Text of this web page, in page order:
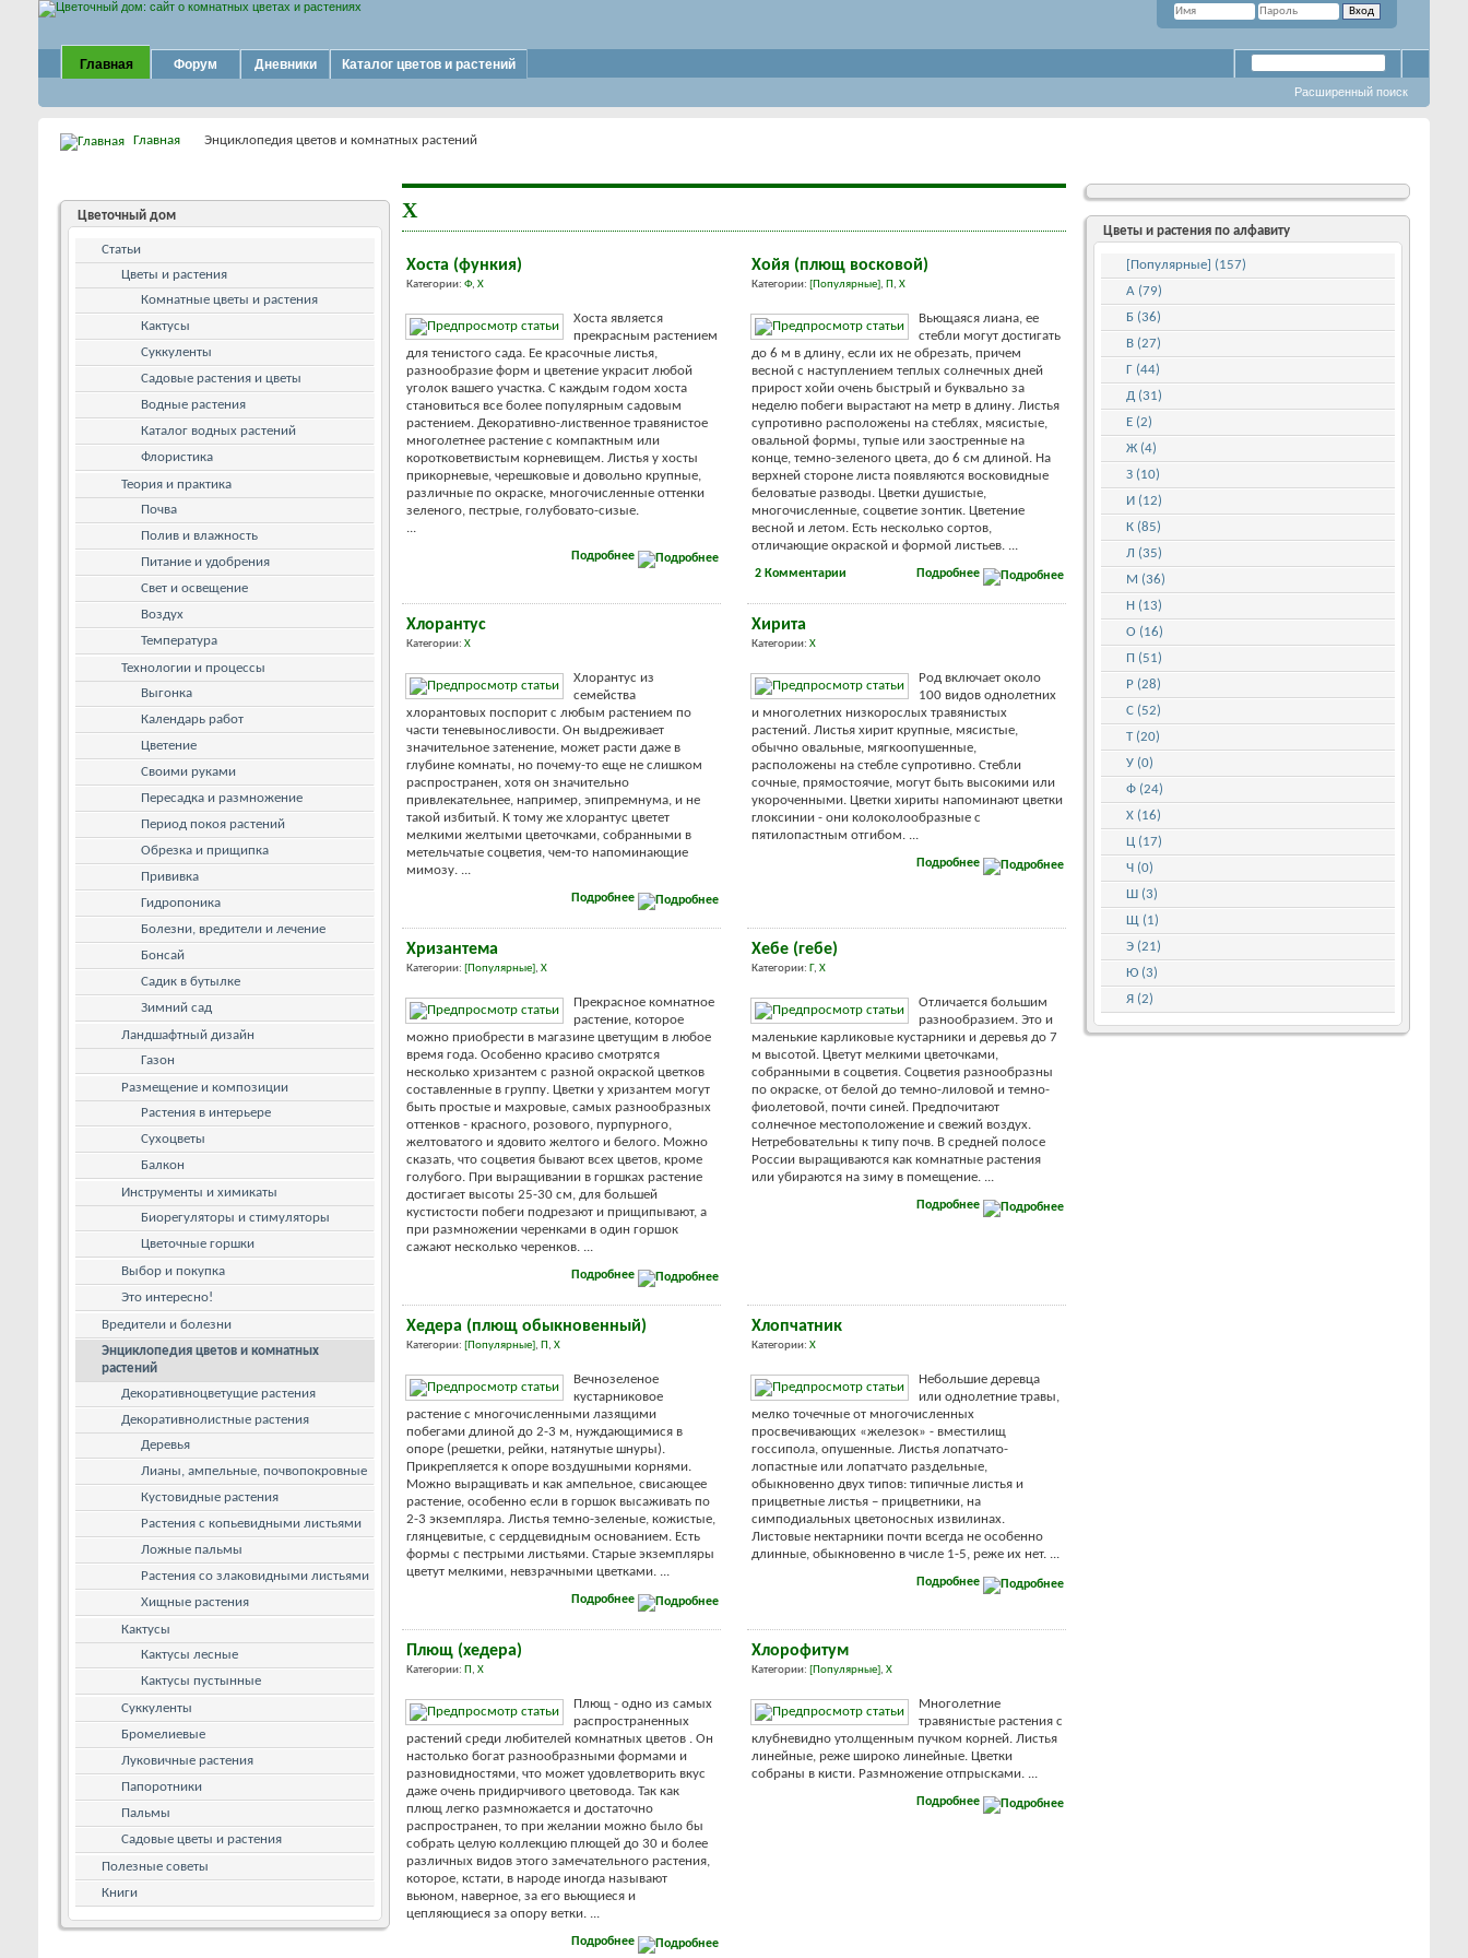
Главная Форум Дневники Каталог цветов и растений
Расширенный поиск
Главная Энциклопедия цветов и комнатных растений
Х
Хоста (функия)
Категории: Ф, Х
Хоста является
прекрасным растением
для тенистого сада. Ее красочные листья,
разнообразие форм и цветение украсит любой
уголок вашего участка. С каждым годом хоста
становиться все более популярным садовым
растением. Декоративно-лиственное травянистое
многолетнее растение с компактным или
коротковетвистым корневищем. Листья у хосты
прикорневые, черешковые и довольно крупные,
различные по окраске, многочисленные оттенки
зеленого, пестрые, голубовато-сизые.
Подробнее
Хойя (плющ восковой)
Категории: [Популярные], П , Х
Вьющаяся лиана, ее
стебли могут достигать
до 6 м в длину, если их не обрезать, причем
весной с наступлением теплых солнечных дней
прирост хойи очень быстрый и буквально за
неделю побеги вырастают на метр в длину. Листья
супротивно расположены на стеблях, мясистые,
овальной формы, тупые или заостренные на
конце, темно-зеленого цвета, до 6 см длиной. На
верхней стороне листа появляются восковидные
беловатые разводы. Цветки душистые,
многочисленные, соцветие зонтик. Цветение
весной и летом. Есть несколько сортов,
отличающие окраской и формой листьев. ...
Подробнее
2 Комментарии
Хлорантус
Категории: Х
Хлорантус из
семейства
хлорантовых поспорит с любым растением по
части теневыносливости. Он выдреживает
значительное затенение, может расти даже в
глубине комнаты, но почему-то еще не слишком
распространен, хотя он значительно
привлекательнее, например, эпипремнума, и не
такой избитый. К тому же хлорантус цветет
мелкими желтыми цветочками, собранными в
метельчатые соцветия, чем-то напоминающие
мимозу. ...
Подробнее
Хирита
Категории: Х
Род включает около
100 видов однолетних
и многолетних низкорослых травянистых
растений. Листья хирит крупные, мясистые,
обычно овальные, мягкоопушенные,
расположены на стебле супротивно. Стебли
сочные, прямостоячие, могут быть высокими или
укороченными. Цветки хириты напоминают цветки
глоксинии - они колоколообразные с
пятилопастным отгибом. ...
Подробнее
Хризантема
Категории: [Популярные], Х
Прекрасное комнатное
растение, которое
можно приобрести в магазине цветущим в любое
время года. Особенно красиво смотрятся
несколько хризантем с разной окраской цветков
составленные в группу. Цветки у хризантем могут
быть простые и махровые, самых разнообразных
оттенков - красного, розового, пурпурного,
желтоватого и ядовито желтого и белого. Можно
сказать, что соцветия бывают всех цветов, кроме
голубого. При выращивании в горшках растение
достигает высоты 25-30 см, для большей
кустистости побеги подрезают и прищипывают, а
при размножении черенками в один горшок
сажают несколько черенков. ...
Подробнее
Хебе (гебе)
Категории: Г, Х
Отличается большим
разнообразием. Это и
маленькие карликовые кустарники и деревья до 7
м высотой. Цветут мелкими цветочками,
собранными в соцветия. Соцветия разнообразны
по окраске, от белой до темно-лиловой и темно-
фиолетовой, почти синей. Предпочитают
солнечное местоположение и свежий воздух.
Нетребовательны к типу почв. В средней полосе
России выращиваются как комнатные растения
или убираются на зиму в помещение. ...
Подробнее
Хедера (плющ обыкновенный)
Категории: [Популярные], П , Х
Вечнозеленое
кустарниковое
растение с многочисленными лазящими
побегами длиной до 2-3 м, нуждающимися в
опоре (решетки, рейки, натянутые шнуры).
Прикрепляется к опоре воздушными корнями.
Можно выращивать и как ампельное, свисающее
растение, особенно если в горшок высаживать по
2-3 экземпляра. Листья темно-зеленые, кожистые,
глянцевитые, с сердцевидным основанием. Есть
формы с пестрыми листьями. Старые экземпляры
цветут мелкими, невзрачными цветками. ...
Подробнее
Хлопчатник
Категории: Х
Небольшие деревца
или однолетние травы,
мелко точечные от многочисленных
просвечивающих «железок» - вместилищ
госсипола, опушенные. Листья лопатчато-
лопастные или лопатчато раздельные,
обыкновенно двух типов: типичные листья и
прицветные листья – прицветники, на
симподиальных цветоносных извилинах.
Листовые нектарники почти всегда не особенно
длинные, обыкновенно в числе 1-5, реже их нет. ...
Подробнее
Плющ (хедера)
Категории: П , Х
Плющ - одно из самых
распространенных
растений среди любителей комнатных цветов . Он
настолько богат разнообразными формами и
разновидностями, что может удовлетворить вкус
даже очень придирчивого цветовода. Так как
плющ легко размножается и достаточно
распространен, то при желании можно было бы
собрать целую коллекцию плющей до 30 и более
различных видов этого замечательного растения,
которое, кстати, в народе иногда называют
вьюном, наверное, за его вьющиеся и
цепляющиеся за опору ветки. ...
Подробнее
Хлорофитум
Категории: [Популярные], Х
Многолетние
травянистые растения с
клубневидно утолщенным пучком корней. Листья
линейные, реже широко линейные. Цветки
собраны в кисти. Размножение отпрысками. ...
Подробнее
Цветы и растения по алфавиту
[Популярные] (157)
А (79)
Б (36)
В (27)
Г (44)
Д (31)
Е (2)
Ж (4)
З (10)
И (12)
К (85)
Л (35)
М (36)
Н (13)
О (16)
П (51)
Р (28)
С (52)
Т (20)
У (0)
Ф (24)
Х (16)
Ц (17)
Ч (0)
Ш (3)
Щ (1)
Э (21)
Ю (3)
Я (2)
Цветочный дом
Статьи
Цветы и растения
Комнатные цветы и растения
Кактусы
Суккуленты
Садовые растения и цветы
Водные растения
Каталог водных растений
Флористика
Теория и практика
Почва
Полив и влажность
Питание и удобрения
Свет и освещение
Воздух
Температура
Технологии и процессы
Выгонка
Календарь работ
Цветение
Своими руками
Пересадка и размножение
Период покоя растений
Обрезка и прищипка
Прививка
Гидропоника
Болезни, вредители и лечение
Бонсай
Садик в бутылке
Зимний сад
Ландшафтный дизайн
Газон
Размещение и композиции
Растения в интерьере
Сухоцветы
Балкон
Инструменты и химикаты
Биорегуляторы и стимуляторы
Цветочные горшки
Выбор и покупка
Это интересно!
Вредители и болезни
Энциклопедия цветов и комнатных
растений
Декоративноцветущие растения
Декоративнолистные растения
Деревья
Лианы, ампельные, почвопокровные
Кустовидные растения
Растения с копьевидными листьями
Ложные пальмы
Растения со злаковидными листьями
Хищные растения
Кактусы
Кактусы лесные
Кактусы пустынные
Суккуленты
Бромелиевые
Луковичные растения
Папоротники
Пальмы
Садовые цветы и растения
Полезные советы
Книги